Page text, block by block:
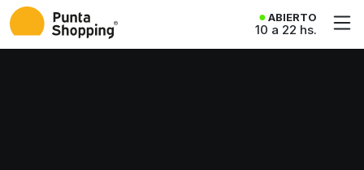
ABIERTO
10 a 22 hs.